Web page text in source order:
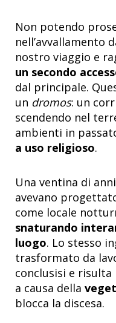
Non potendo
nell’avvallamento
nostro viaggio e
un secondo
dal principale.
un dromos: un
scendendo nel
ambienti in
a uso religioso.
Una ventina di
avevano
come locale
snaturando
luogo. Lo stesso
trasformato da
conclusisi e
a causa della
blocca la discesa.